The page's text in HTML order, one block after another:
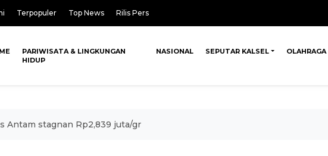
Terpopuler Top News Rilis Pers
PARIWISATA & LINGKUNGAN
HIDUP
NASIONAL SEPUTAR KALSEL OLAHRAGA
Antam stagnan Rp2,839 juta/gr